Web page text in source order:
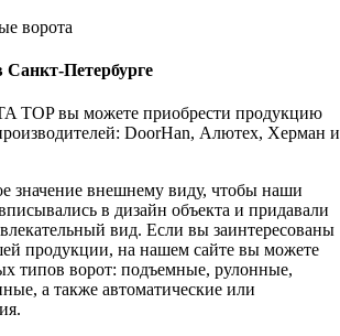
Петербурге
TOP вы можете приобрести продукцию
DoorHan, Алютех, Херман и
значение внешнему виду, чтобы наши
в дизайн объекта и придавали
вид. Если вы заинтересованы
продукции, на нашем сайте вы можете
типов ворот: подъемные, рулонные,
а также автоматические или